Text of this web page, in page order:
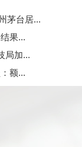
茅台居...
果...
局加...
额...